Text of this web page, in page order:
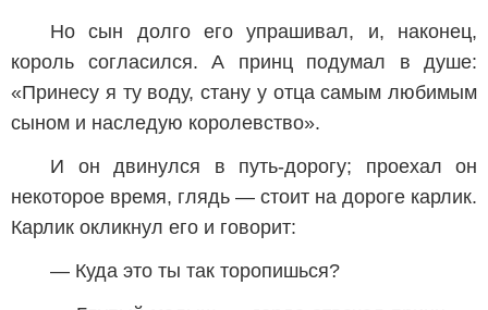
Но сын долго его упрашивал, и, наконец,
король согласился. А принц подумал в душе:
«Принесу я ту воду, стану у отца самым любимым
сыном и наследую королевство».
И он двинулся в путь-дорогу; проехал он
некоторое время, глядь — стоит на дороге карлик.
Карлик окликнул его и говорит:
— Куда это ты так торопишься?